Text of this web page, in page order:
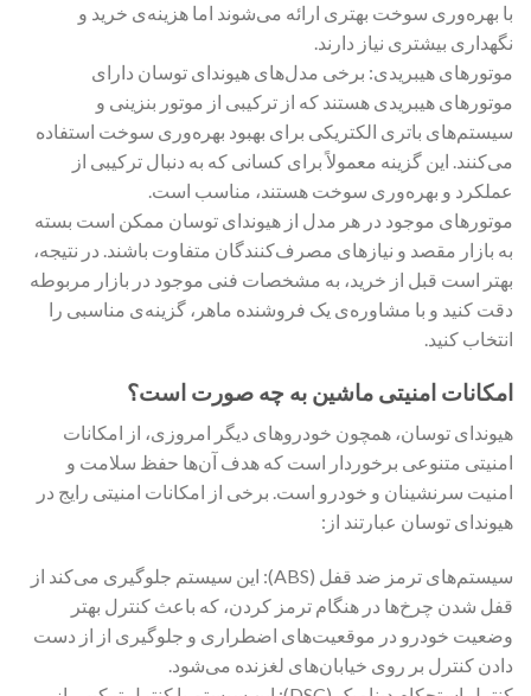
با بهره‌وری سوخت بهتری ارائه می‌شوند اما هزینه‌ی خرید و
نگهداری بیشتری نیاز دارند.
موتورهای هیبریدی: برخی مدل‌های هیوندای توسان دارای
موتورهای هیبریدی هستند که از ترکیبی از موتور بنزینی و
سیستم‌های باتری الکتریکی برای بهبود بهره‌وری سوخت استفاده
می‌کنند. این گزینه معمولاً برای کسانی که به دنبال ترکیبی از
عملکرد و بهره‌وری سوخت هستند، مناسب است.
موتورهای موجود در هر مدل از هیوندای توسان ممکن است بسته
به بازار مقصد و نیازهای مصرف‌کنندگان متفاوت باشند. در نتیجه،
بهتر است قبل از خرید، به مشخصات فنی موجود در بازار مربوطه
دقت کنید و با مشاوره‌ی یک فروشنده ماهر، گزینه‌ی مناسبی را
انتخاب کنید.
امکانات امنیتی ماشین به چه صورت است؟
هیوندای توسان، همچون خودروهای دیگر امروزی، از امکانات
امنیتی متنوعی برخوردار است که هدف آن‌ها حفظ سلامت و
امنیت سرنشینان و خودرو است. برخی از امکانات امنیتی رایج در
هیوندای توسان عبارتند از:
سیستم‌های ترمز ضد قفل (ABS): این سیستم جلوگیری می‌کند از
قفل شدن چرخ‌ها در هنگام ترمز کردن، که باعث کنترل بهتر
وضعیت خودرو در موقعیت‌های اضطراری و جلوگیری از از دست
دادن کنترل بر روی خیابان‌های لغزنده می‌شود.